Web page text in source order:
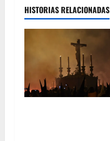
HISTORIAS RELACIONADAS